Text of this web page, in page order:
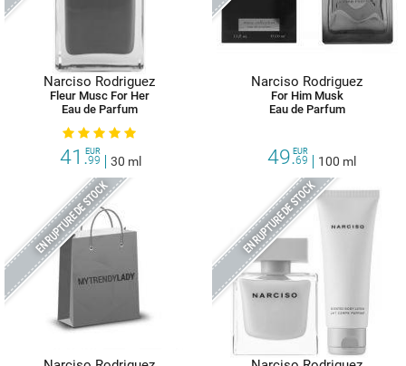
Narciso Rodriguez
Fleur Musc For Her
Eau de Parfum
41.99
EUR
30 ml
Narciso Rodriguez
For Him Musk
Eau de Parfum
49.69
EUR
100 ml
EN RUPTURE DE STOCK EN RUPTURE DE STOCK